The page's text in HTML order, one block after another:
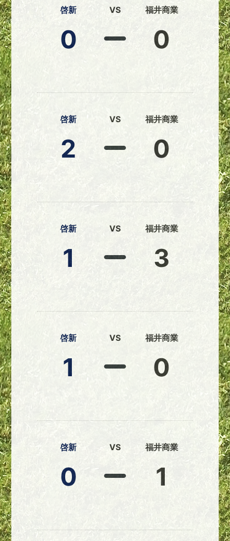
啓新
0
VS 福井商業
0
啓新
2
VS 福井商業
0
啓新
1
VS 福井商業
3
啓新
1
VS 福井商業
0
啓新
0
VS 福井商業
1